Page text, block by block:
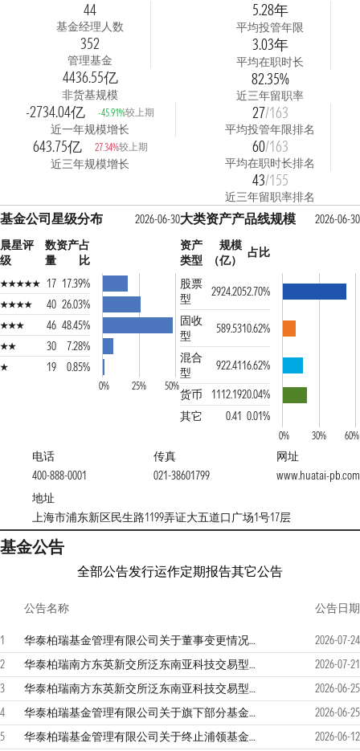
44
基金经理人数
352
管理基金
4436.55亿
非货基规模
-2734.04亿 -45.91%较上期
近一年规模增长
643.75亿 27.34%较上期
近三年规模增长
5.28年
平均投管年限
3.03年
平均在职时长
82.35%
近三年留职率
27/163
平均投管年限排名
60/163
平均在职时长排名
43/155
近三年留职率排名
基金公司星级分布
2026-06-30
晨星评
级
数
量
资产占
比
17 17.39%
40 26.03%
46 48.45%
30
7.28%
19
0.85%
0% 25% 50%
大类资产产品线规模
2026-06-30
资产
类型
规模
（亿）
占比
股票
型
2924.2052.70%
固收
型
589.5310.62%
混合
型
922.4116.62%
货币
1112.1920.04%
其它
0.41 0.01%
0% 30% 60%
电话
400-888-0001
传真
021-38601799
网址
www.huatai-pb.com
地址
上海市浦东新区民生路1199弄证大五道口广场1号17层
基金公告
全部公告发行运作定期报告其它公告
公告名称 公告日期
1 华泰柏瑞基金管理有限公司关于董事变更情况的公告
2026-07-24
2
华泰柏瑞南方东英新交所泛东南亚科技交易型开放式指数证券投资基金发起式联接基金（QDII）2026年第2季度报告
2026-07-21
3
华泰柏瑞南方东英新交所泛东南亚科技交易型开放式指数证券投资基金发起式联接基金（QDII）（A类份额）基金产品资料概要更新
2026-06-25
4
华泰柏瑞基金管理有限公司关于旗下部分基金参与汇添富基金销售（上海）有限公司费率优惠活动的公告
2026-06-25
5
华泰柏瑞基金管理有限公司关于终止浦领基金销售有限公司办理旗下基金相关业务公告 2026-06-12